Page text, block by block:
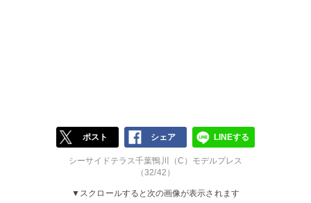
ポスト シェア LINEする
シーサイドテラス千葉鴨川（C）モデルプレス
（32/42）
▼スクロールすると次の画像が表示されます